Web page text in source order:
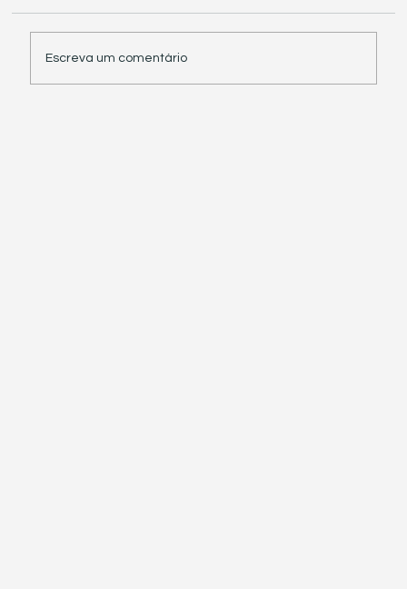
Escreva um comentário